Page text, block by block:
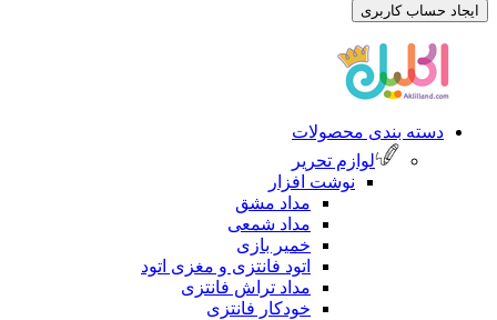
بندی محصولات
لوازم تحریر
نوشت افزار
مداد مشق
مداد شمعی
خمیر بازی
اتود فانتزی و مغزی اتود
مداد تراش فانتزی
خودکار فانتزی